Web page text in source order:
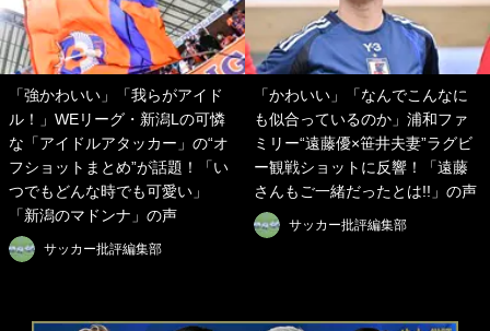
「強かわいい」「我らがアイド
ル！」WEリーグ・新潟Lの可憐
な「アイドルアタッカー」の“オ
フショットまとめ”が話題！「い
つでもどんな時でも可愛い」
「新潟のマドンナ」の声
サッカー批評編集部
「かわいい」「なんでこんなに
も似合っているのか」浦和ファ
ミリー“遠藤優×笹井夫妻”ラグビ
ー観戦ショットに反響！「遠藤
さんもご一緒だったとは!!」の声
サッカー批評編集部